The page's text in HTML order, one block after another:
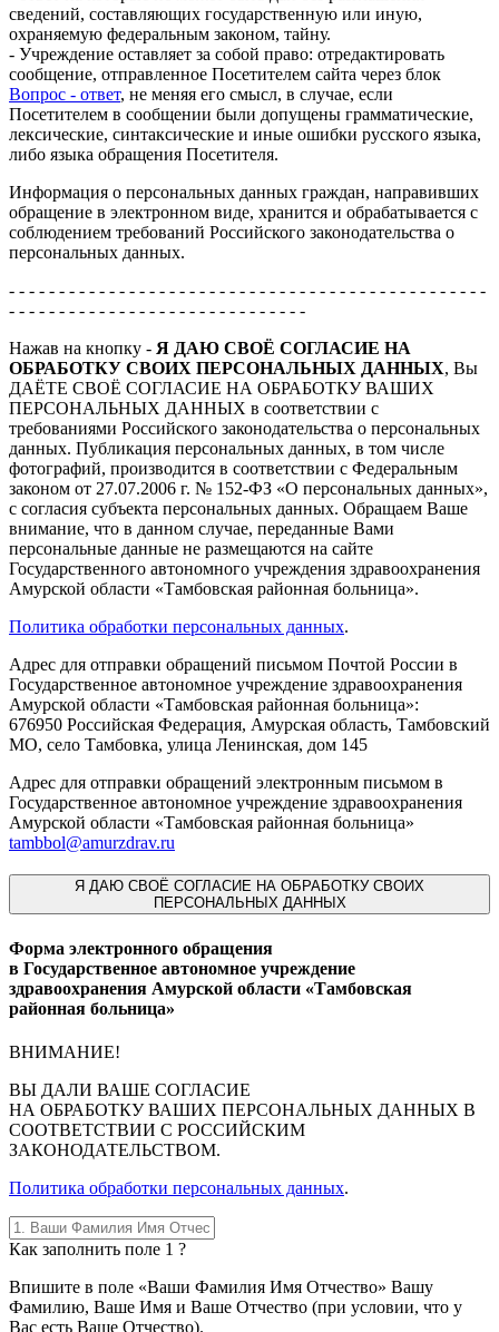
сведений, составляющих государственную или иную,
охраняемую федеральным законом, тайну.
- Учреждение оставляет за собой право: отредактировать
сообщение, отправленное Посетителем сайта через блок
Вопрос - ответ, не меняя его смысл, в случае, если
Посетителем в сообщении были допущены грамматические,
лексические, синтаксические и иные ошибки русского языка,
либо языка обращения Посетителя.
Информация о персональных данных граждан, направивших
обращение в электронном виде, хранится и обрабатывается с
соблюдением требований Российского законодательства о
персональных данных.
- - - - - - - - - - - - - - - - - - - - - - - - - - - - - - - - - - - - - - - - - - - - - - - -
- - - - - - - - - - - - - - - - - - - - - - - - - - - - - -
Нажав на кнопку - Я ДАЮ СВОЁ СОГЛАСИЕ НА
ОБРАБОТКУ СВОИХ ПЕРСОНАЛЬНЫХ ДАННЫХ, Вы
ДАЁТЕ СВОЁ СОГЛАСИЕ НА ОБРАБОТКУ ВАШИХ
ПЕРСОНАЛЬНЫХ ДАННЫХ в соответствии с
требованиями Российского законодательства о персональных
данных. Публикация персональных данных, в том числе
фотографий, производится в соответствии с Федеральным
законом от 27.07.2006 г. № 152-ФЗ «О персональных данных»,
с согласия субъекта персональных данных. Обращаем Ваше
внимание, что в данном случае, переданные Вами
персональные данные не размещаются на сайте
Государственного автономного учреждения здравоохранения
Амурской области «Тамбовская районная больница».
Политика обработки персональных данных.
Адрес для отправки обращений письмом Почтой России в
Государственное автономное учреждение здравоохранения
Амурской области «Тамбовская районная больница»:
676950 Российская Федерация, Амурская область, Тамбовский
МО, село Тамбовка, улица Ленинская, дом 145
Адрес для отправки обращений электронным письмом в
Государственное автономное учреждение здравоохранения
Амурской области «Тамбовская районная больница»
tambbol@amurzdrav.ru
Я ДАЮ СВОЁ СОГЛАСИЕ НА ОБРАБОТКУ СВОИХ
ПЕРСОНАЛЬНЫХ ДАННЫХ
Форма электронного обращения
в Государственное автономное учреждение
здравоохранения Амурской области «Тамбовская
районная больница»
ВНИМАНИЕ!
ВЫ ДАЛИ ВАШЕ СОГЛАСИЕ
НА ОБРАБОТКУ ВАШИХ ПЕРСОНАЛЬНЫХ ДАННЫХ В
СООТВЕТСТВИИ С РОССИЙСКИМ
ЗАКОНОДАТЕЛЬСТВОМ.
Политика обработки персональных данных.
Как заполнить поле 1 ?
Впишите в поле «Ваши Фамилия Имя Отчество» Вашу
Фамилию, Ваше Имя и Ваше Отчество (при условии, что у
Вас есть Ваше Отчество).